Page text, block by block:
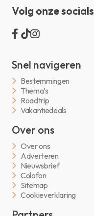
Volg onze socials
Snel navigeren
Bestemmingen
Thema’s
Roadtrip
Vakantiedeals
Over ons
Over ons
Adverteren
Nieuwsbrief
Colofon
Sitemap
Cookieverklaring